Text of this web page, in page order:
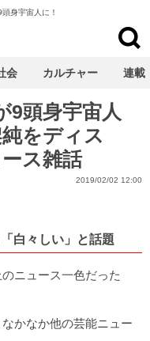
身宇宙人に！
9頭身宇宙人
をディス
ス雑話
2019/02/02 12:00
白々しい」と話題
ニュース一色だった
かなか他の芸能ニュー
会 カルチャー 連載